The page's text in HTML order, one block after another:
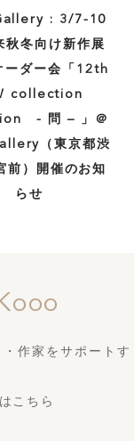
: 3/7-10
冬向け新作展
ーダー会「12th
collection
- 問 – 」＠
（東京都渋
前）開催のお知
らせ
家をサポートす
こちら